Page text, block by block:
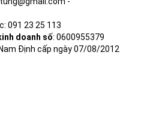
091 23 25 113
doanh số: 0600955379
Định cấp ngày 07/08/2012